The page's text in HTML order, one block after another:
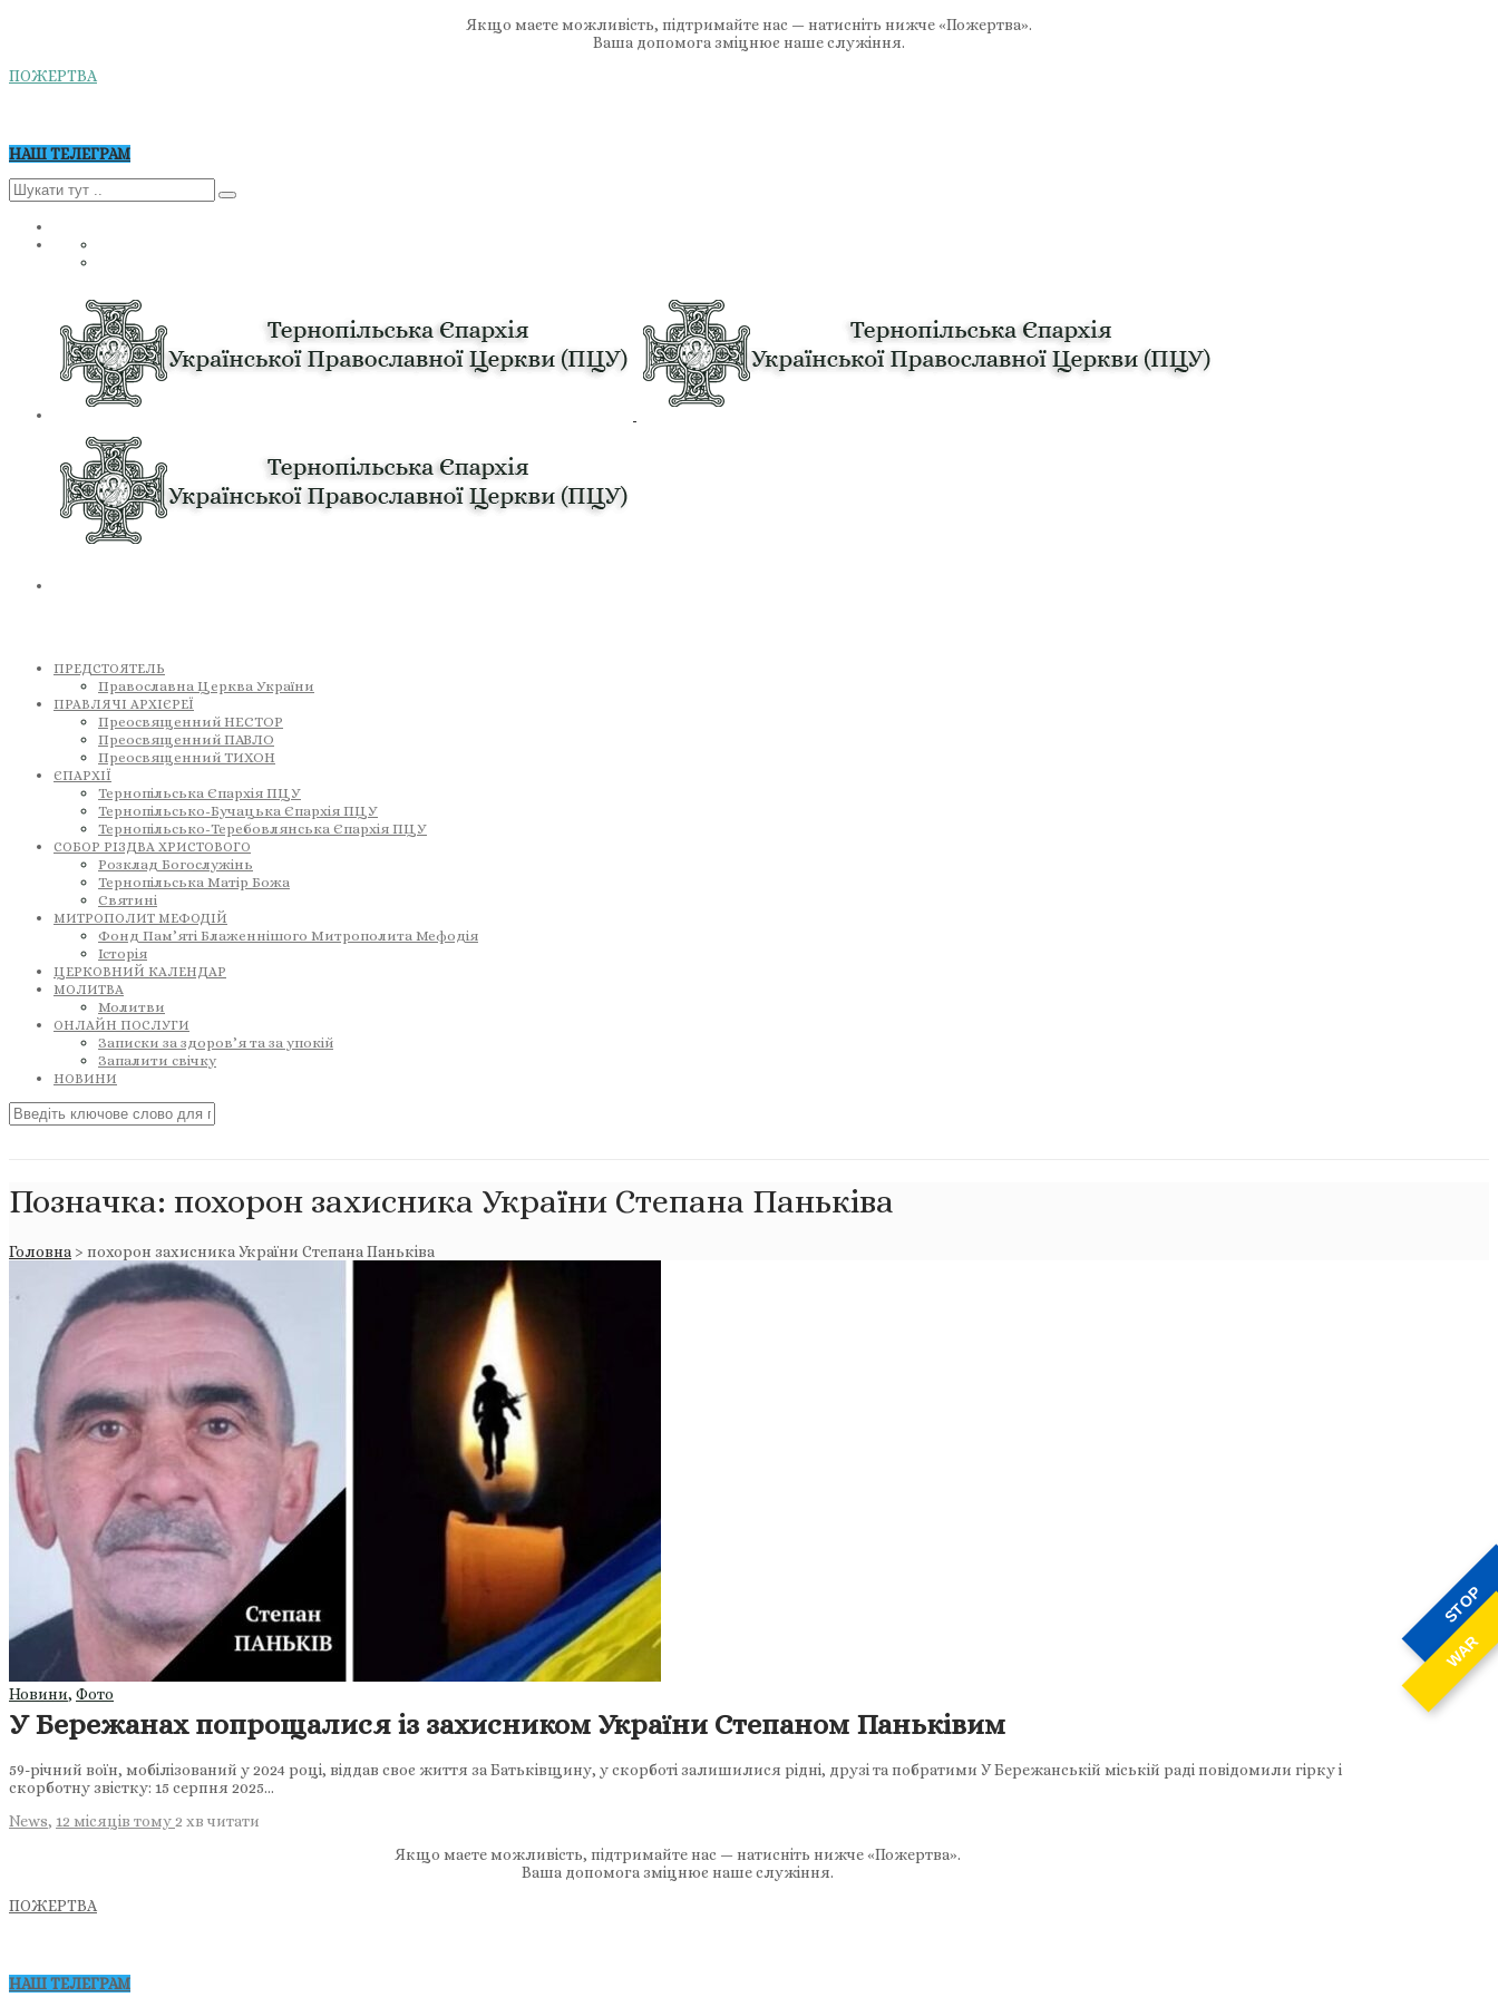
STOP
WAR
Якщо маєте можливість, підтримайте нас — натисніть нижче «Пожертва».
Ваша допомога зміцнює наше служіння.
ПОЖЕРТВА
НАШ ТЕЛЕГРАМ
ПРЕДСТОЯТЕЛЬ
Православна Церква України
ПРАВЛЯЧІ АРХІЄРЕЇ
Преосвященний НЕСТОР
Преосвященний ПАВЛО
Преосвященний ТИХОН
ЄПАРХІЇ
Тернопільська Єпархія ПЦУ
Тернопільсько-Бучацька Єпархія ПЦУ
Тернопільсько-Теребовлянська Єпархія ПЦУ
СОБОР РІЗДВА ХРИСТОВОГО
Розклад Богослужінь
Тернопільська Матір Божа
Святині
МИТРОПОЛИТ МЕФОДІЙ
Фонд Пам’яті Блаженнішого Митрополита Мефодія
Історія
ЦЕРКОВНИЙ КАЛЕНДАР
МОЛИТВА
Молитви
ОНЛАЙН ПОСЛУГИ
Записки за здоров’я та за упокій
Запалити свічку
НОВИНИ
Позначка: похорон захисника України Степана Паньківа
Головна > похорон захисника України Степана Паньківа
Новини, Фото
У Бережанах попрощалися із захисником України Степаном Паньківим
59-річний воїн, мобілізований у 2024 році, віддав своє життя за Батьківщину, у скорботі залишилися рідні, друзі та побратими У Бережанській міській раді повідомили гірку і
скорботну звістку: 15 серпня 2025…
News, 12 місяців тому 2 хв читати
Якщо маєте можливість, підтримайте нас — натисніть нижче «Пожертва».
Ваша допомога зміцнює наше служіння.
ПОЖЕРТВА
НАШ ТЕЛЕГРАМ